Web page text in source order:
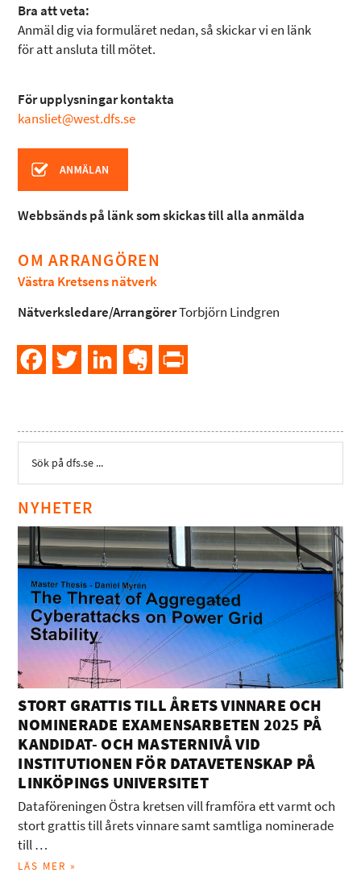
Bra att veta:
Anmäl dig via formuläret nedan, så skickar vi en länk
för att ansluta till mötet.
För upplysningar kontakta
kansliet@west.dfs.se
Webbsänds på länk som skickas till alla anmälda
OM ARRANGÖREN
Västra Kretsens nätverk
Nätverksledare/ArrangörerTorbjörn Lindgren
FacebookTwitter LinkedInEvernote
NYHETER
STORT GRATTIS TILL ÅRETS VINNARE OCH
NOMINERADE EXAMENSARBETEN 2025 PÅ
KANDIDAT- OCH MASTERNIVÅ VID
INSTITUTIONEN FÖR DATAVETENSKAP PÅ
LINKÖPINGS UNIVERSITET
Dataföreningen Östra kretsen vill framföra ett varmt och
stort grattis till årets vinnare samt samtliga nominerade
till …
LÄS MER »